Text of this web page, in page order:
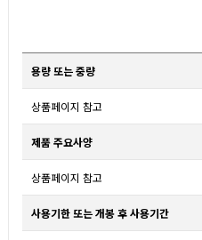
용량 또는 중량
상품페이지 참고
제품 주요사양
상품페이지 참고
사용기한 또는 개봉 후 사용기간